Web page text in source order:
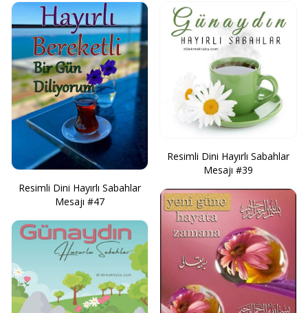
Resimli Dini Hayırlı Sabahlar
Mesajı #47
Resimli Dini Hayırlı Sabahlar
Mesajı #39